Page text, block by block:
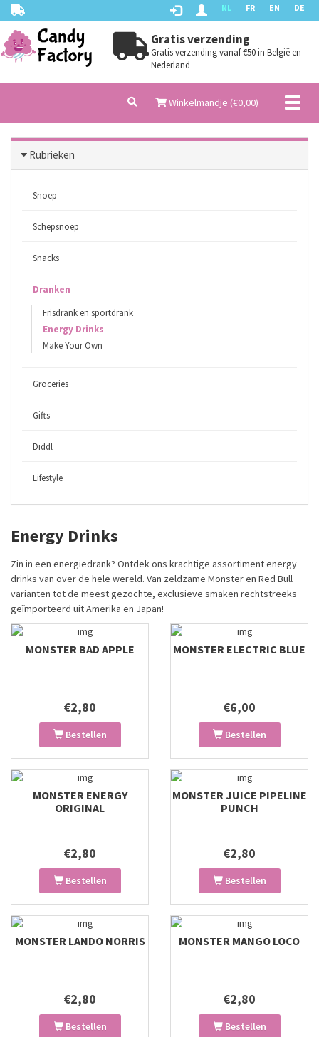
NL FR EN DE
Gratis verzending
Gratis verzending vanaf €50 in België en
Nederland
Winkelmandje (€0,00)
Rubrieken
Snoep
Schepsnoep
Snacks
Dranken
Frisdrank en sportdrank
Energy Drinks
Make Your Own
Groceries
Gifts
Diddl
Lifestyle
Energy Drinks
Zin in een energiedrank? Ontdek ons krachtige assortiment energy
drinks van over de hele wereld. Van zeldzame Monster en Red Bull
varianten tot de meest gezochte, exclusieve smaken rechtstreeks
geïmporteerd uit Amerika en Japan!
MONSTER BAD APPLE
€2,80
Bestellen
MONSTER ELECTRIC BLUE
€6,00
Bestellen
MONSTER ENERGY
ORIGINAL
€2,80
Bestellen
MONSTER JUICE PIPELINE
PUNCH
€2,80
Bestellen
MONSTER LANDO NORRIS
€2,80
Bestellen
MONSTER MANGO LOCO
€2,80
Bestellen